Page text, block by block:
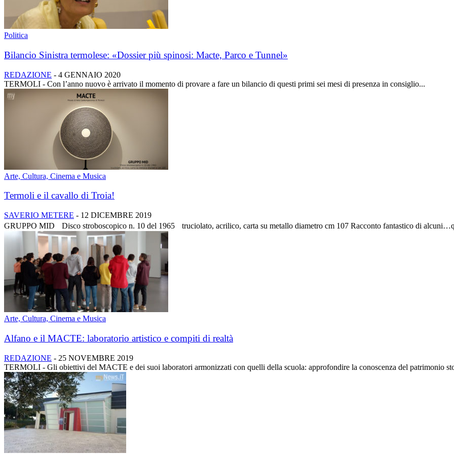
Politica
Bilancio Sinistra termolese: «Dossier più spinosi: Macte, Parco e Tunnel»
REDAZIONE - 4 GENNAIO 2020
TERMOLI - Con l’anno nuovo è arrivato il momento di provare a fare un bilancio di questi primi sei mesi di presenza in consiglio...
Arte, Cultura, Cinema e Musica
Termoli e il cavallo di Troia!
SAVERIO METERE - 12 DICEMBRE 2019
GRUPPO MID Disco stroboscopico n. 10 del 1965 truciolato, acrilico, carta su metallo diametro cm 107 Racconto fantastico di
Arte, Cultura, Cinema e Musica
Alfano e il MACTE: laboratorio artistico e compiti di realtà
REDAZIONE - 25 NOVEMBRE 2019
TERMOLI - Gli obiettivi del MACTE e dei suoi laboratori armonizzati con quelli della scuola: approfondire la conoscenza del patrimonio